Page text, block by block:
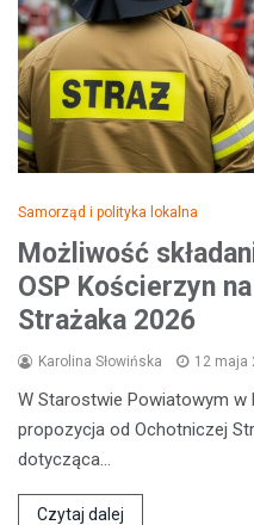
Samorząd i polityka lokalna
Możliwość
OSP Kościerzyn
Strażaka 2026
Karolina Słowińska 12 maja
W Starostwie Powiatowym w
propozycja od Ochotniczej
dotycząca…
Czytaj dalej